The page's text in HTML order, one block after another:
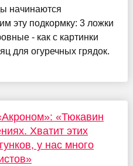
начинаются
эту подкормку: 3 ложки
- как с картинки
для огуречных грядок.
«Тюкавин
Хватит этих
у нас много